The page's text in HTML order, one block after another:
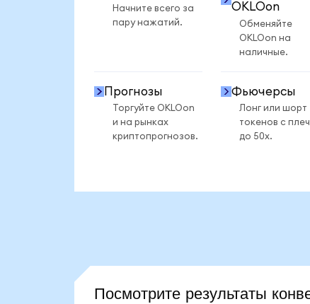
Начните всего за
пару нажатий.
OKLOon
Обменяйте
OKLOon на
наличные.
Прогнозы
Торгуйте OKLOon
и на рынках
криптопрогнозов.
Фьючерсы
Лонг или шорт
токенов с
до 50x.
Посмотрите результаты